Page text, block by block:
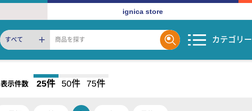
ignica store
すべて カテゴリー
表示件数 25件 50件 75件